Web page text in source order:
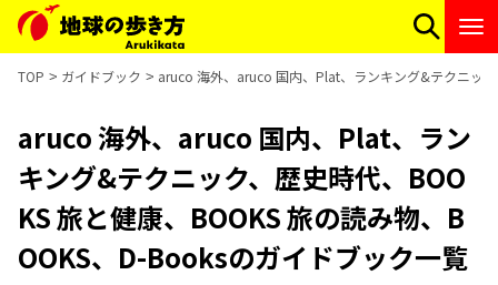
TOP ガイドブック aruco 海外、aruco 国内、Plat、ランキング&テクニッ
aruco 海外、aruco 国内、Plat、ラン
キング&テクニック、歴史時代、BOO
KS 旅と健康、BOOKS 旅の読み物、B
OOKS、D-Booksのガイドブック一覧